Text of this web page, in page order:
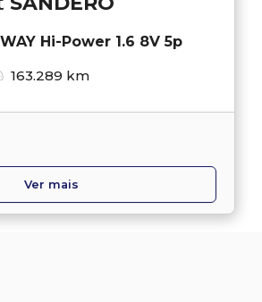
Hi-Power 1.6 8V 5p
163.289 km
Ver mais